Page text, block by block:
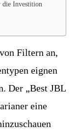
die Investition
eignen
Der „Best JBL
eine